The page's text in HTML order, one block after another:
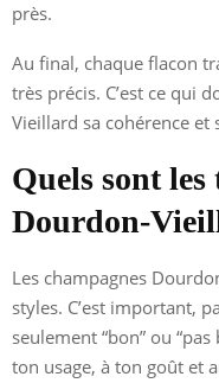
près.
Au final, chaque flacon
très précis. C’est ce qui
Vieillard sa cohérence et
Quels sont les
Dourdon-
Les champagnes
styles. C’est important,
seulement “bon” ou
ton usage, à ton goût et